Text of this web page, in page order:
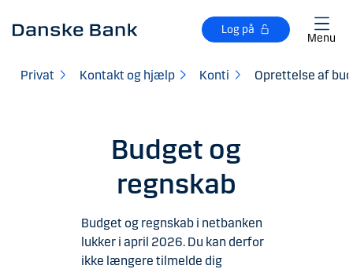
Log på
Menu
Privat Kontakt og hjælp Konti Oprettelse af
Budget og
regnskab
Budget og regnskab i netbanken
lukker i april 2026. Du kan derfor
ikke længere tilmelde dig